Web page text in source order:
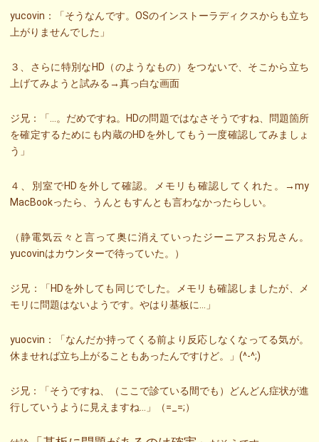
yucovin：「そうなんです。OSのインストーラディクスからも立ち
上がりませんでした」
３、さらに特別なHD（のようなもの）をつないで、そこから立ち
上げてみようと試みる→真っ白な画面
ジ兄：「…。だめですね。HDの問題ではなさそうですね、問題箇所
を確定するためにも内蔵のHDを外してもう一度確認してみましょ
う」
４、別室でHDを外して確認。メモリも確認してくれた。→my
MacBookったら、うんともすんとも言わなかったらしい。
（静電気云々と言って奥に消えていったジーニアスお兄さん。
yucovinはカウンターで待っていた。）
ジ兄：「HDを外しても同じでした。メモリも確認しましたが、メ
モリに問題はないようです。やはり基板に…」
yuocvin：「なんだか持ってくる前より反応しなくなってる気が。
休ませれば立ち上がることもあったんですけど。」(^-^;)
ジ兄：「そうですね、（ここで診ている間でも）どんどん症状が進
行していうように見えますね…」（=_=;）